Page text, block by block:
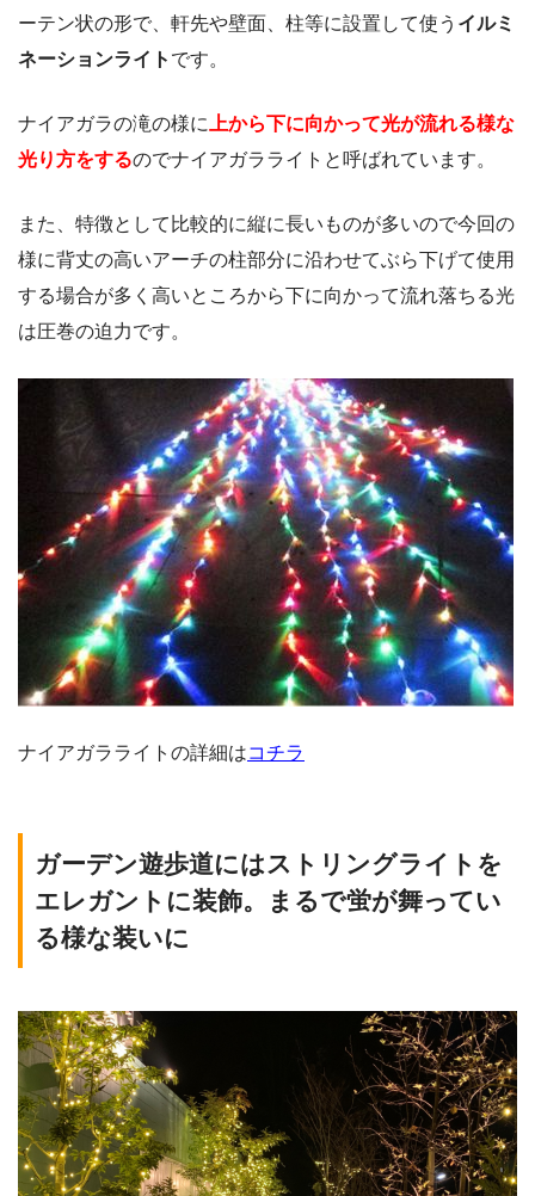
ーテン状の形で、軒先や壁面、柱等に設置して使う イルミ
ネーションライト です。
ナイアガラの滝の様に
上から下に向かって光が流れる様な
光り方をするのでナイアガラライトと呼ばれています。
また、特徴として比較的に縦に長いものが多いので今回の
様に背丈の高いアーチの柱部分に沿わせてぶら下げて使用
する場合が多く高いところから下に向かって流れ落ちる光
は圧巻の迫力です。
ナイアガラライトの詳細はコチラ
ガーデン遊歩道にはストリングライトを
エレガントに装飾。まるで蛍が舞ってい
る様な装いに